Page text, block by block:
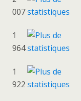
007
1
964
1
922